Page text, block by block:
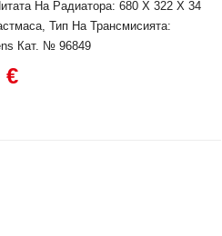
На Радиатора: 680 X 322 X 34
Тип На Трансмисията:
Кат. № 96849
€